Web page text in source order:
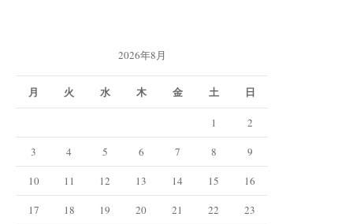
2026年8月
月 火 水 木 金 土 日
1 2
3 4 5 6 7 8 9
10 11 12 13 14 15 16
17 18 19 20 21 22 23